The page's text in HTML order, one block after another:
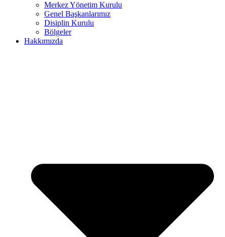
Merkez Yönetim Kurulu
Genel Başkanlarımız
Disiplin Kurulu
Bölgeler
Hakkımızda